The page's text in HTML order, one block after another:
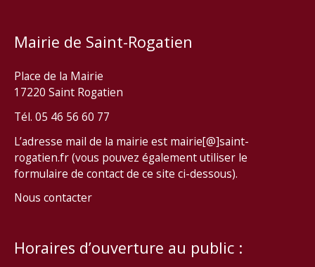
Mairie de Saint-Rogatien
Place de la Mairie
17220 Saint Rogatien
Tél. 05 46 56 60 77
L’adresse mail de la mairie est mairie[@]saint-
rogatien.fr (vous pouvez également utiliser le
formulaire de contact de ce site ci-dessous).
Nous contacter
Horaires d’ouverture au public :